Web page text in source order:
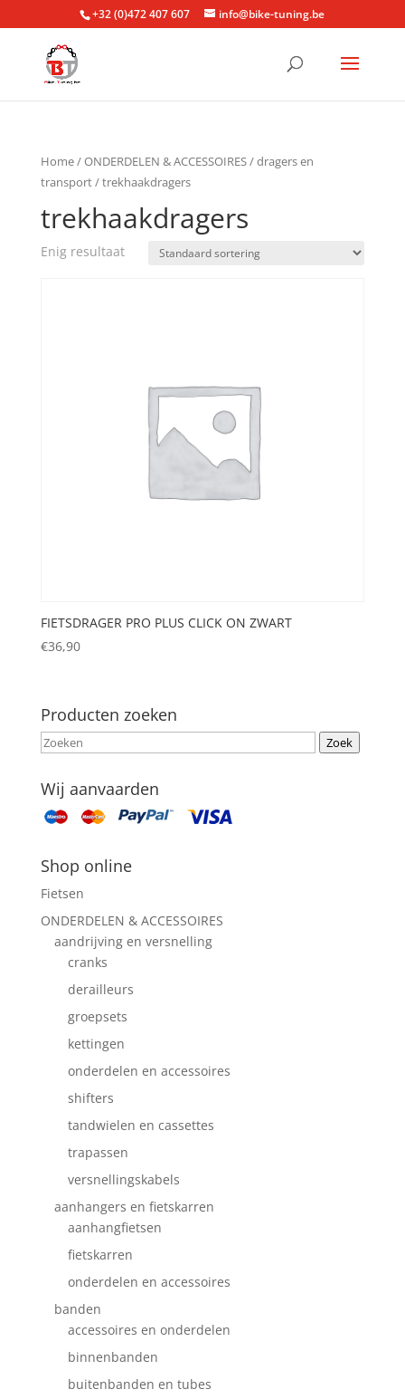
+32 (0)472 407 607 info@bike-tuning.be
Home/ONDERDELEN & ACCESSOIRES/dragers en
transport/ trekhaakdragers
trekhaakdragers
Enig resultaat
FIETSDRAGER PRO PLUS CLICK ON ZWART
€36,90
Producten zoeken
Zoek
Wij aanvaarden
Shop online
Fietsen
ONDERDELEN & ACCESSOIRES
aandrijving en versnelling
cranks
derailleurs
groepsets
kettingen
onderdelen en accessoires
shifters
tandwielen en cassettes
trapassen
versnellingskabels
aanhangers en fietskarren
aanhangfietsen
fietskarren
onderdelen en accessoires
banden
accessoires en onderdelen
binnenbanden
buitenbanden en tubes